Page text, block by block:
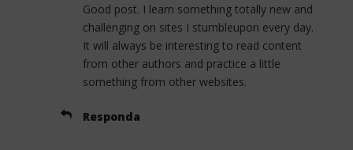
Good post. I learn something totally new and
challenging on sites I stumbleupon every day.
It will always be interesting to read content
from other authors and practice a little
something from other websites.
Responda